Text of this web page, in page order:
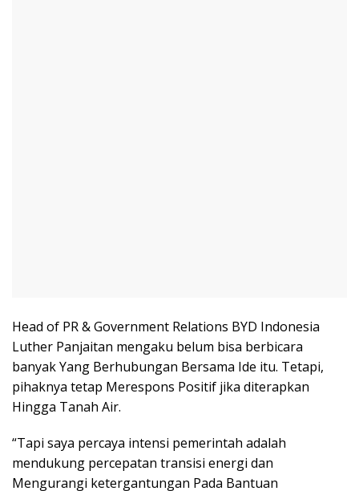
Head of PR & Government Relations BYD Indonesia
Luther Panjaitan mengaku belum bisa berbicara
banyak Yang Berhubungan Bersama Ide itu. Tetapi,
pihaknya tetap Merespons Positif jika diterapkan
Hingga Tanah Air.
“Tapi saya percaya intensi pemerintah adalah
mendukung percepatan transisi energi dan
Mengurangi ketergantungan Pada Bantuan